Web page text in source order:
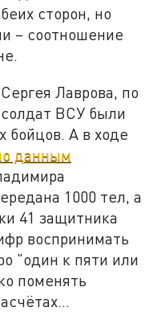
сторон, но
– соотношение
Лаврова, по
солдат ВСУ были
бойцов. А в ходе
данным
1000 тел, а
41 защитника
воспринимать
"один к пяти или
поменять